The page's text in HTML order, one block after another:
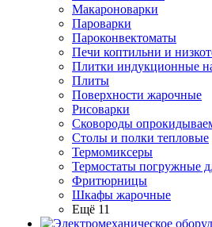
Макароноварки
Пароварки
Пароконвектоматы
Печи коптильни и
Плитки индукционные
Плиты
Поверхности жарочные
Рисоварки
Сковороды
Столы и полки тепловые
Термомиксеры
Термостаты погружные
Фритюрницы
Шкафы жарочные
Ещё 11